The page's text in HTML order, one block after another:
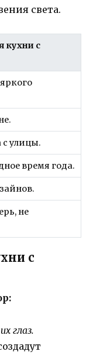
света.
кухни с
улицы.
время года.
не
с
глаз.